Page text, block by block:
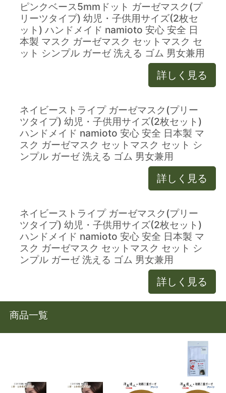
ピンクベース5mmドット ガーゼマスク(プ
リーツタイプ) 幼児・子供用サイズ(2枚セ
ット) ハンドメイド namioto 安心 安全 日
本製 マスク ガーゼマスク セットマスク セ
ット シンプル ガーゼ 洗える ゴム 男女兼用
詳しく見る
ネイビーストライプ ガーゼマスク(プリー
ツタイプ) 幼児・子供用サイズ(2枚セット)
ハンドメイド namioto 安心 安全 日本製 マ
スク ガーゼマスク セットマスク セット シ
ンプル ガーゼ 洗える ゴム 男女兼用
詳しく見る
ネイビーストライプ ガーゼマスク(プリー
ツタイプ) 幼児・子供用サイズ(2枚セット)
ハンドメイド namioto 安心 安全 日本製 マ
スク ガーゼマスク セットマスク セット シ
ンプル ガーゼ 洗える ゴム 男女兼用
詳しく見る
商品一覧